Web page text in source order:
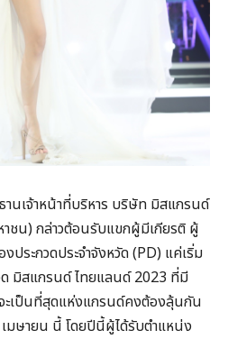
นเจ้าหน้าที่บริหาร บริษัท มิสแกรนด์
ชน) กล่าวต้อนรับแขกผู้มีเกียรติ ผู้
ระกวดประจำจังหวัด (PD) แค่เริ่ม
มิสแกรนด์ ไทยแลนด์ 2023 ที่มี
ะเป็นที่สุดแห่งแกรนด์คงต้องลุ้นกัน
ษายน นี้ โดยปีนี้ผู้ได้รับตำแหน่ง